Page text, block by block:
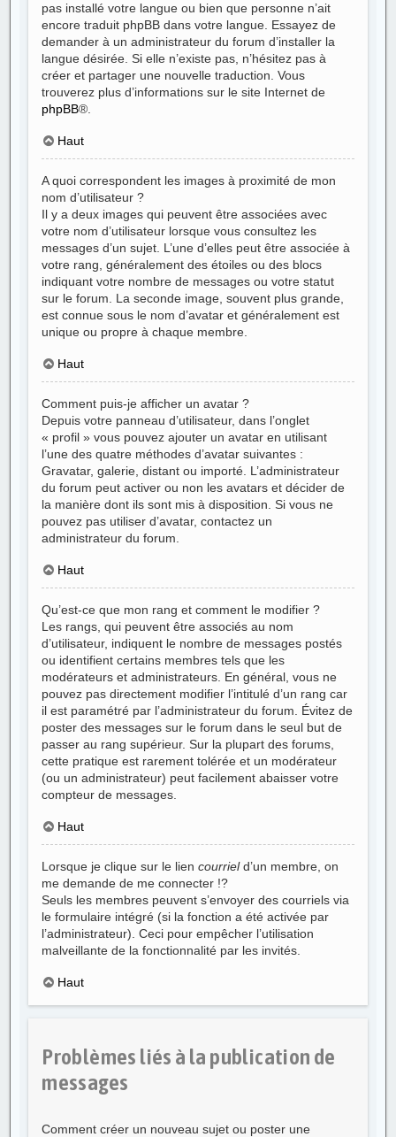
pas installé votre langue ou bien que personne n’ait
encore traduit phpBB dans votre langue. Essayez de
demander à un administrateur du forum d’installer la
langue désirée. Si elle n’existe pas, n’hésitez pas à
créer et partager une nouvelle traduction. Vous
trouverez plus d’informations sur le site Internet de
phpBB®.
Haut
A quoi correspondent les images à proximité de mon
nom d’utilisateur ?
Il y a deux images qui peuvent être associées avec
votre nom d’utilisateur lorsque vous consultez les
messages d’un sujet. L’une d’elles peut être associée à
votre rang, généralement des étoiles ou des blocs
indiquant votre nombre de messages ou votre statut
sur le forum. La seconde image, souvent plus grande,
est connue sous le nom d’avatar et généralement est
unique ou propre à chaque membre.
Haut
Comment puis-je afficher un avatar ?
Depuis votre panneau d’utilisateur, dans l’onglet
« profil » vous pouvez ajouter un avatar en utilisant
l’une des quatre méthodes d’avatar suivantes :
Gravatar, galerie, distant ou importé. L’administrateur
du forum peut activer ou non les avatars et décider de
la manière dont ils sont mis à disposition. Si vous ne
pouvez pas utiliser d’avatar, contactez un
administrateur du forum.
Haut
Qu’est-ce que mon rang et comment le modifier ?
Les rangs, qui peuvent être associés au nom
d’utilisateur, indiquent le nombre de messages postés
ou identifient certains membres tels que les
modérateurs et administrateurs. En général, vous ne
pouvez pas directement modifier l’intitulé d’un rang car
il est paramétré par l’administrateur du forum. Évitez de
poster des messages sur le forum dans le seul but de
passer au rang supérieur. Sur la plupart des forums,
cette pratique est rarement tolérée et un modérateur
(ou un administrateur) peut facilement abaisser votre
compteur de messages.
Haut
Lorsque je clique sur le liencourrield’un membre, on
me demande de me connecter !?
Seuls les membres peuvent s’envoyer des courriels via
le formulaire intégré (si la fonction a été activée par
l’administrateur). Ceci pour empêcher l’utilisation
malveillante de la fonctionnalité par les invités.
Haut
Problèmes liés à la publication de
messages
Comment créer un nouveau sujet ou poster une